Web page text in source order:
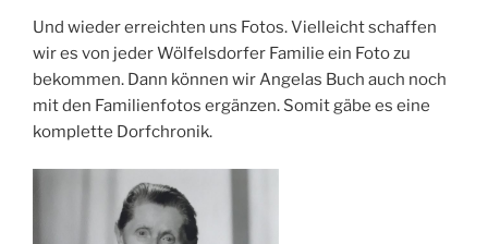
Und wieder erreichten uns Fotos. Vielleicht schaffen
wir es von jeder Wölfelsdorfer Familie ein Foto zu
bekommen. Dann können wir Angelas Buch auch noch
mit den Familienfotos ergänzen. Somit gäbe es eine
komplette Dorfchronik.